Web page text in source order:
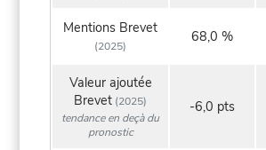
Mentions Brevet
(2025)
68,0 %
Valeur ajoutée
Brevet (2025)
tendance en deçà du
pronostic
-6,0 pts